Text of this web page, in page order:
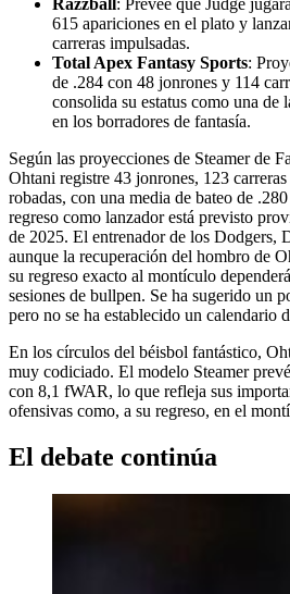
615 apariciones en el plato y
carreras impulsadas.
Total Apex Fantasy Sports:
de .284 con 48 jonrones y 114
consolida su estatus como una de
en los borradores de fantasía.
Según las proyecciones de Steamer de
Ohtani registre 43 jonrones, 123
robadas, con una media de bateo de
regreso como lanzador está previsto
de 2025. El entrenador de los Dodgers,
aunque la recuperación del hombro de
su regreso exacto al montículo
sesiones de bullpen. Se ha sugerido un
pero no se ha establecido un calendario
En los círculos del béisbol fantástico,
muy codiciado. El modelo Steamer
con 8,1 fWAR, lo que refleja sus
ofensivas como, a su regreso, en el
El debate continúa